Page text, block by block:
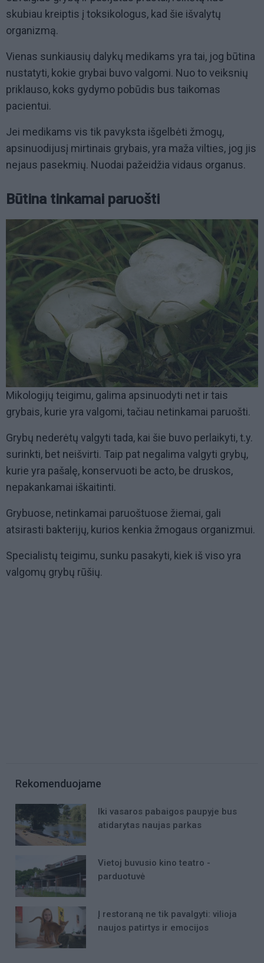
skubiau kreiptis į toksikologus, kad šie išvalytų
organizmą.
Vienas sunkiausių dalykų medikams yra tai, jog būtina
nustatyti, kokie grybai buvo valgomi. Nuo to veiksnių
priklauso, koks gydymo pobūdis bus taikomas
pacientui.
Jei medikams vis tik pavyksta išgelbėti žmogų,
apsinuodijusį mirtinais grybais, yra maža vilties, jog jis
nejaus pasekmių. Nuodai pažeidžia vidaus organus.
Būtina tinkamai paruošti
Mikologijų teigimu, galima apsinuodyti net ir tais
grybais, kurie yra valgomi, tačiau netinkamai paruošti.
Grybų nederėtų valgyti tada, kai šie buvo perlaikyti, t.y.
surinkti, bet neišvirti. Taip pat negalima valgyti grybų,
kurie yra pašalę, konservuoti be acto, be druskos,
nepakankamai iškaitinti.
Grybuose, netinkamai paruoštuose žiemai, gali
atsirasti bakterijų, kurios kenkia žmogaus organizmui.
Specialistų teigimu, sunku pasakyti, kiek iš viso yra
valgomų grybų rūšių.
Rekomenduojame
Iki vasaros pabaigos paupyje bus
atidarytas naujas parkas
Vietoj buvusio kino teatro -
parduotuvė
Į restoraną ne tik pavalgyti: vilioja
naujos patirtys ir emocijos